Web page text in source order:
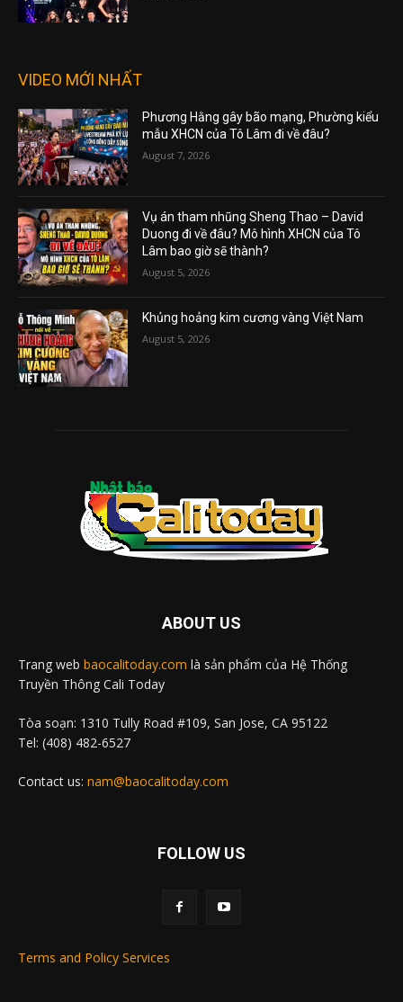
VIDEO MỚI NHẤT
Phương Hằng gây bão mạng, Phường kiểu
mẫu XHCN của Tô Lâm đi về đâu?
August 7, 2026
Vụ án tham nhũng Sheng Thao – David
Duong đi về đâu? Mô hình XHCN của Tô
Lâm bao giờ sẽ thành?
August 5, 2026
Khủng hoảng kim cương vàng Việt Nam
August 5, 2026
ABOUT US
Trang web baocalitoday.com là sản phẩm của Hệ Thống
Truyền Thông Cali Today
Tòa soạn: 1310 Tully Road #109, San Jose, CA 95122
Tel: (408) 482-6527
Contact us: nam@baocalitoday.com
FOLLOW US
Terms and Policy Services